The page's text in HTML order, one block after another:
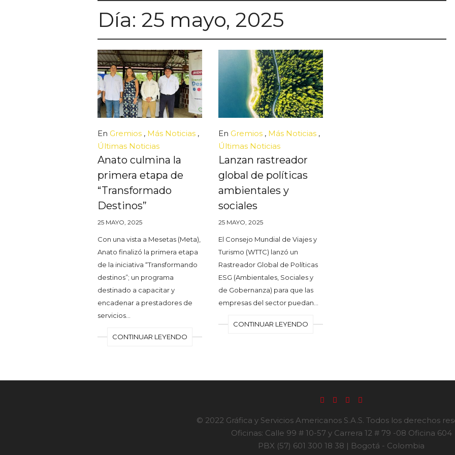
Día: 25 mayo, 2025
En Gremios , Más Noticias ,
Últimas Noticias
Anato culmina la
primera etapa de
“Transformado
Destinos”
25 MAYO, 2025
Con una vista a Mesetas (Meta),
Anato finalizó la primera etapa
de la iniciativa “Transformando
destinos”; un programa
destinado a capacitar y
encadenar a prestadores de
servicios…
CONTINUAR LEYENDO
En Gremios, Más Noticias,
Últimas Noticias
Lanzan rastreador
global de políticas
ambientales y
sociales
25 MAYO, 2025
El Consejo Mundial de Viajes y
Turismo (WTTC) lanzó un
Rastreador Global de Políticas
ESG (Ambientales, Sociales y
de Gobernanza) para que las
empresas del sector puedan…
CONTINUAR LEYENDO
© 2022 Gráfica y Servicios Americanos S.A.S. Todos los derechos
Oficinas: Calle 99 # 10-57 y Carrera 12 # 79 -08 Oficina 604
PBX (57) 601 300 18 38 | Bogotá - Colombia